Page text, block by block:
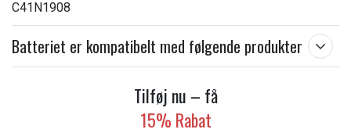
C41N1908
Batteriet er kompatibelt med følgende produkter
Tilføj nu – få
15% Rabat